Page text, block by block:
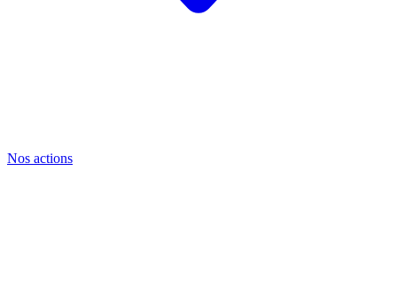
Nos actions